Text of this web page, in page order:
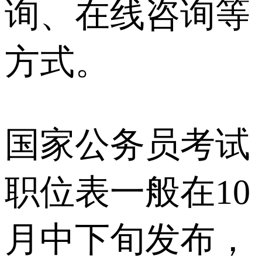
询、在线咨询等
方式。
国家公务员考试
职位表一般在10
月中下旬发布，